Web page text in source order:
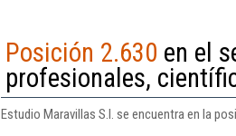
Posición 2.630 en el
profesionales,
Estudio Maravillas S.l. se encuentra en la